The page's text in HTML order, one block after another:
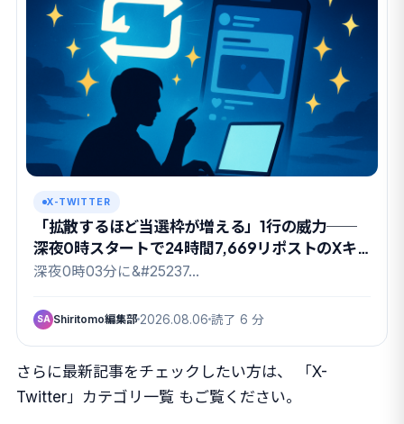
X-TWITTER
「拡散するほど当選枠が増える」1行の威力──
深夜0時スタートで24時間7,669リポストのXキ
ャンペーン
深夜0時03分に&#25237…
SA Shiritomo編集部 2026.08.06 読了 6 分
さらに最新記事をチェックしたい方は、
「X-
Twitter」カテゴリ一覧 もご覧ください。